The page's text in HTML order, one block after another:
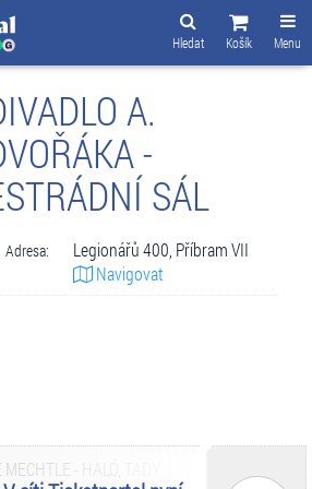
Menu
Košík
Hledat
A.
-
SÁL
Adresa:
Legionářů 400, Příbram VII
Navigovat
- HALÓ, TADY